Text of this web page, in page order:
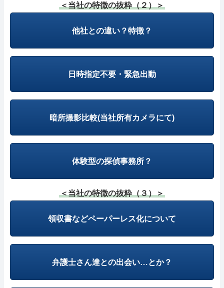
＜当社の特徴の抜粋（２）＞
他社との違い？特徴？
日時指定不要・緊急出動
暗所撮影比較(当社所有カメラにて)
体験型の探偵事務所？
＜当社の特徴の抜粋（３）＞
領収書などペーパーレス化について
弁護士さん達との出会い…とか？